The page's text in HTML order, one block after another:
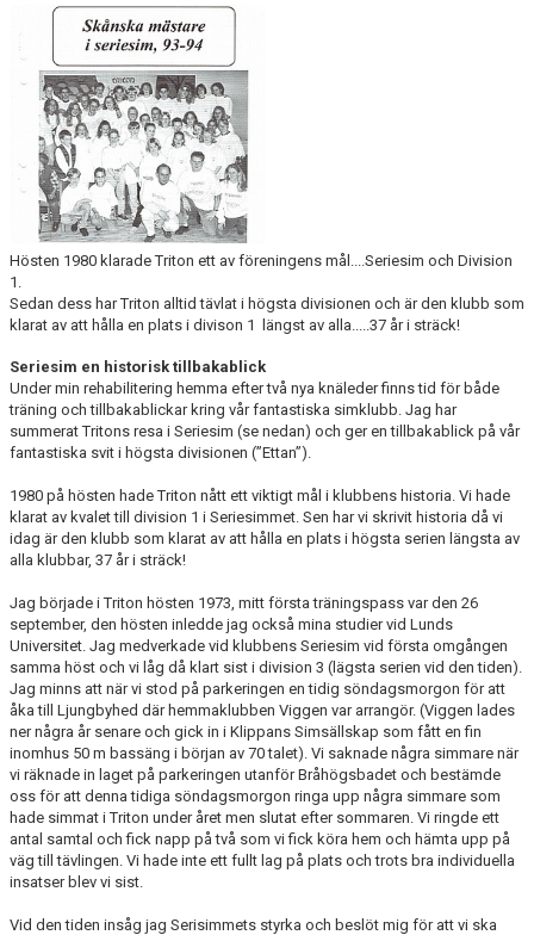
Hösten 1980 klarade Triton ett av föreningens mål....Seriesim och Division
1.
Sedan dess har Triton alltid tävlat i högsta divisionen och är den klubb som
klarat av att hålla en plats i divison 1 längst av alla.....37 år i sträck!
Seriesim en historisk tillbakablick
Under min rehabilitering hemma efter två nya knäleder finns tid för både
träning och tillbakablickar kring vår fantastiska simklubb. Jag har
summerat Tritons resa i Seriesim (se nedan) och ger en tillbakablick på vår
fantastiska svit i högsta divisionen (”Ettan”).
1980 på hösten hade Triton nått ett viktigt mål i klubbens historia. Vi hade
klarat av kvalet till division 1 i Seriesimmet. Sen har vi skrivit historia då vi
idag är den klubb som klarat av att hålla en plats i högsta serien längsta av
alla klubbar, 37 år i sträck!
Jag började i Triton hösten 1973, mitt första träningspass var den 26
september, den hösten inledde jag också mina studier vid Lunds
Universitet. Jag medverkade vid klubbens Seriesim vid första omgången
samma höst och vi låg då klart sist i division 3 (lägsta serien vid den tiden).
Jag minns att när vi stod på parkeringen en tidig söndagsmorgon för att
åka till Ljungbyhed där hemmaklubben Viggen var arrangör. (Viggen lades
ner några år senare och gick in i Klippans Simsällskap som fått en fin
inomhus 50 m bassäng i början av 70 talet). Vi saknade några simmare när
vi räknade in laget på parkeringen utanför Bråhögsbadet och bestämde
oss för att denna tidiga söndagsmorgon ringa upp några simmare som
hade simmat i Triton under året men slutat efter sommaren. Vi ringde ett
antal samtal och fick napp på två som vi fick köra hem och hämta upp på
väg till tävlingen. Vi hade inte ett fullt lag på plats och trots bra individuella
insatser blev vi sist.
Vid den tiden insåg jag Serisimmets styrka och beslöt mig för att vi ska